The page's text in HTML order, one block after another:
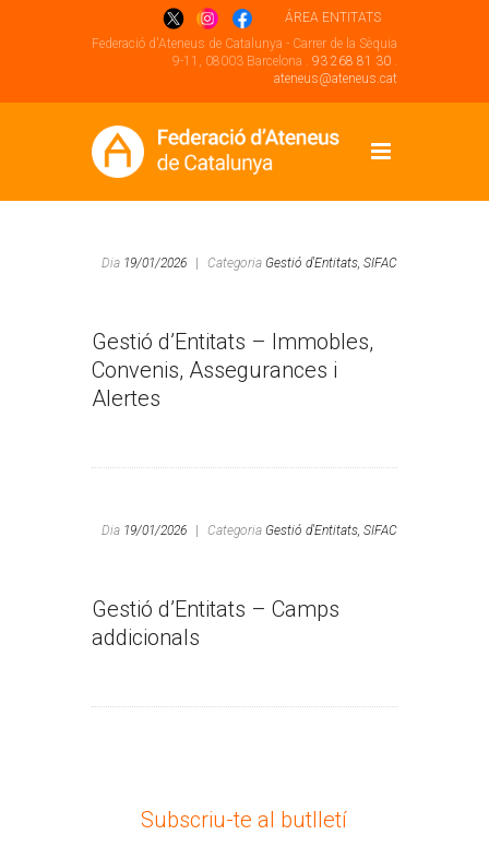
ÁREA ENTITATS
Federació d'Ateneus de Catalunya - Carrer de la Sèquia
9-11, 08003 Barcelona . 93 268 81 30 .
ateneus@ateneus.cat
Dia 19/01/2026 Categoria Gestió d'Entitats, SIFAC
Gestió d’Entitats – Immobles,
Convenis, Assegurances i
Alertes
Dia 19/01/2026 Categoria Gestió d'Entitats, SIFAC
Gestió d’Entitats – Camps
addicionals
Subscriu-te al butlletí